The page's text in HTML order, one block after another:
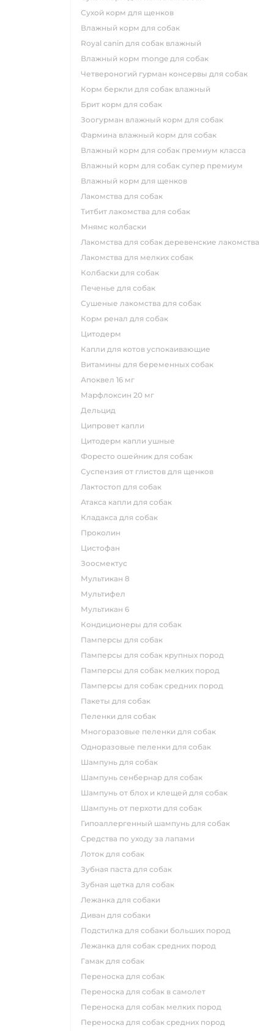
сухой корм для щенков
влажный корм для собак
royal canin для собак влажный
влажный корм monge для собак
четвероногий гурман консервы для собак
корм беркли для собак влажный
брит корм для собак
зоогурман влажный корм для собак
фармина влажный корм для собак
влажный корм для собак премиум класса
влажный корм для собак супер премиум
влажный корм для щенков
лакомства для собак
титбит лакомства для собак
мнямс колбаски
лакомства для собак деревенские лакомства
лакомства для мелких собак
колбаски для собак
печенье для собак
сушеные лакомства для собак
корм ренал для собак
цитодерм
капли для котов успокаивающие
витамины для беременных собак
апоквел 16 мг
марфлоксин 20 мг
дельцид
ципровет капли
цитодерм капли ушные
форесто ошейник для собак
суспензия от глистов для щенков
лактостоп для собак
атакса капли для собак
кладакса для собак
проколин
цистофан
зоосмектус
мультикан 8
мультифел
мультикан 6
кондиционеры для собак
памперсы для собак
памперсы для собак крупных пород
памперсы для собак мелких пород
памперсы для собак средних пород
пакеты для собак
пеленки для собак
многоразовые пеленки для собак
одноразовые пеленки для собак
шампунь для собак
шампунь сенбернар для собак
шампунь от блох и клещей для собак
шампунь от перхоти для собак
гипоаллергенный шампунь для собак
средства по уходу за лапами
лоток для собак
зубная паста для собак
зубная щетка для собак
лежанка для собаки
диван для собаки
подстилка для собаки больших пород
лежанка для собак средних пород
гамак для собак
переноска для собак
переноска для собак в самолет
переноска для собак мелких пород
переноска для собак средних пород